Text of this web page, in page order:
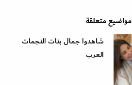
مواضيع متعلقة
شاهدوا جمال بنات النجمات
العرب